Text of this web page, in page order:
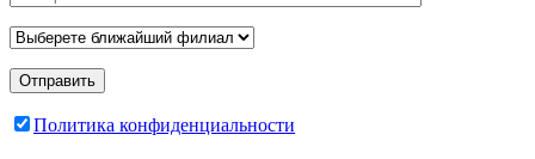
Отправить
Политика конфиденциальности